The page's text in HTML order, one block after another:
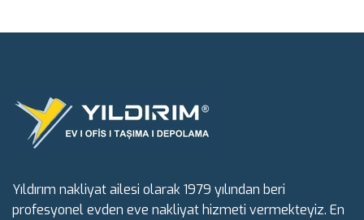
Yıldırım nakliyat ailesi olarak 1979 yılından beri
profesyonel evden eve nakliyat hizmeti vermekteyiz. En